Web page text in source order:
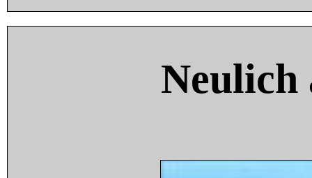
Neulich